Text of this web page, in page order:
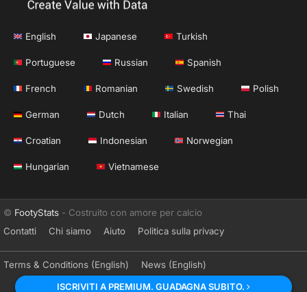
English Japanese Turkish
Portuguese Russian Spanish
French Romanian Swedish Polish
German Dutch Italian Thai
Croatian Indonesian Norwegian
Hungarian Vietnamese
© FootyStats - Costruito con amore per calcio
Contatti
Chi siamo Aiuto Politica sulla privacy
Terms & Conditions (English) News (English)
ISCRIVITI A PREMIUM. GUADAGNA SUBITO.